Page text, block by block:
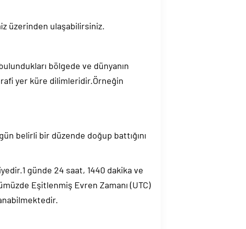
üzerinden ulaşabilirsiniz.
bölgede ve dünyanın
yer küre dilimleridir.Örneğin
belirli bir düzende doğup battığını
günde 24 saat, 1440 dakika ve
Eşitlenmiş Evren Zamanı (UTC)